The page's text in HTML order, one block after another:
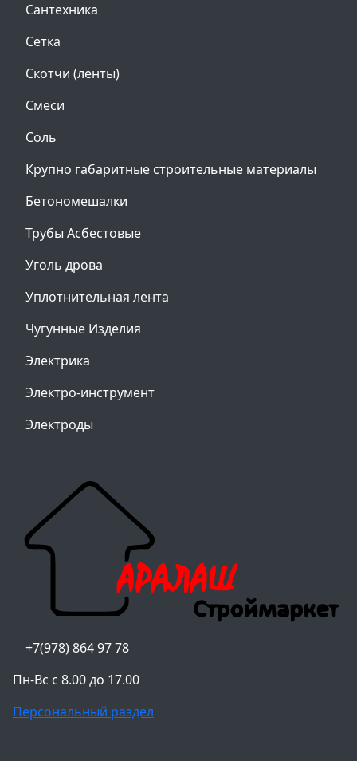
Сантехника
Сетка
Скотчи (ленты)
Смеси
Соль
Крупно габаритные строительные материалы
Бетономешалки
Трубы Асбестовые
Уголь дрова
Уплотнительная лента
Чугунные Изделия
Электрика
Электро-инструмент
Электроды
+7(978) 864 97 78
Пн-Вс с 8.00 до 17.00
Персональный раздел